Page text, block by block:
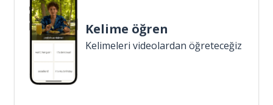
Kelime öğren
Kelimeleri videolardan öğreteceğiz